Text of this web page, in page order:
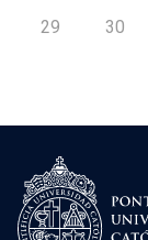
29 30